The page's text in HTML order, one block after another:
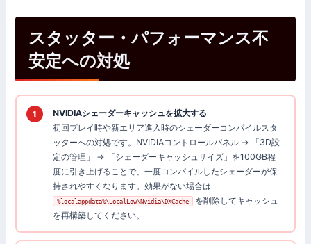
スタッター・パフォーマンス不
安定への対処
NVIDIAシェーダーキャッシュを拡大する
初回プレイ時や新エリア進入時のシェーダーコンパイルスタ
ッターへの対処です。NVIDIAコントロールパネル → 「3D設
定の管理」 → 「シェーダーキャッシュサイズ」を100GB程
度に引き上げることで、一度コンパイルしたシェーダーが保
持されやすくなります。効果がない場合は
%localappdata%\LocalLow\Nvidia\DXCache を削除してキャッシュ
を再構築してください。